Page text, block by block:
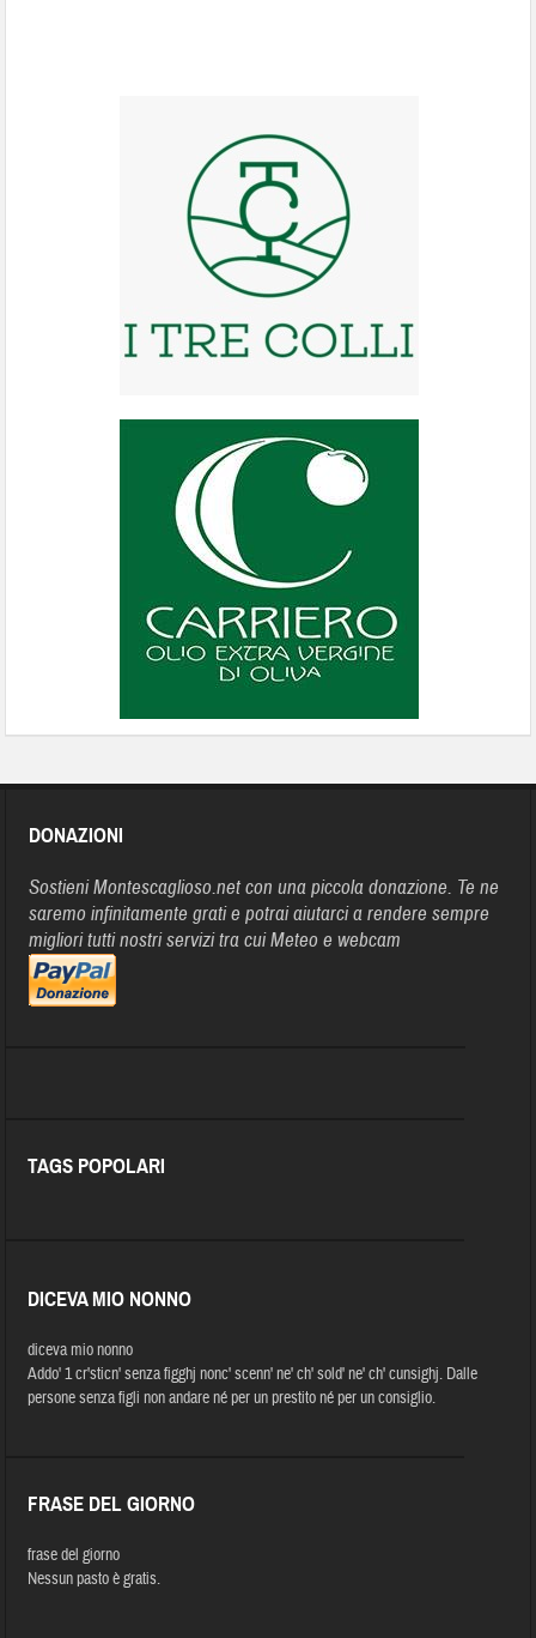
DONAZIONI
Sostieni Montescaglioso.net con una piccola donazione. Te ne
saremo infinitamente grati e potrai aiutarci a rendere sempre
migliori tutti nostri servizi tra cui Meteo e webcam
TAGS POPOLARI
DICEVA MIO NONNO
diceva mio nonno
Addo' 1 cr'sticn' senza figghj nonc' scenn' ne' ch' sold' ne' ch' cunsighj. Dalle
persone senza figli non andare né per un prestito né per un consiglio.
FRASE DEL GIORNO
frase del giorno
Nessun pasto è gratis.